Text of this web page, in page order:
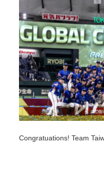
Congratuations! Team